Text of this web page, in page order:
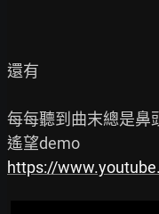
還有
每每聽到曲末總是鼻
https://